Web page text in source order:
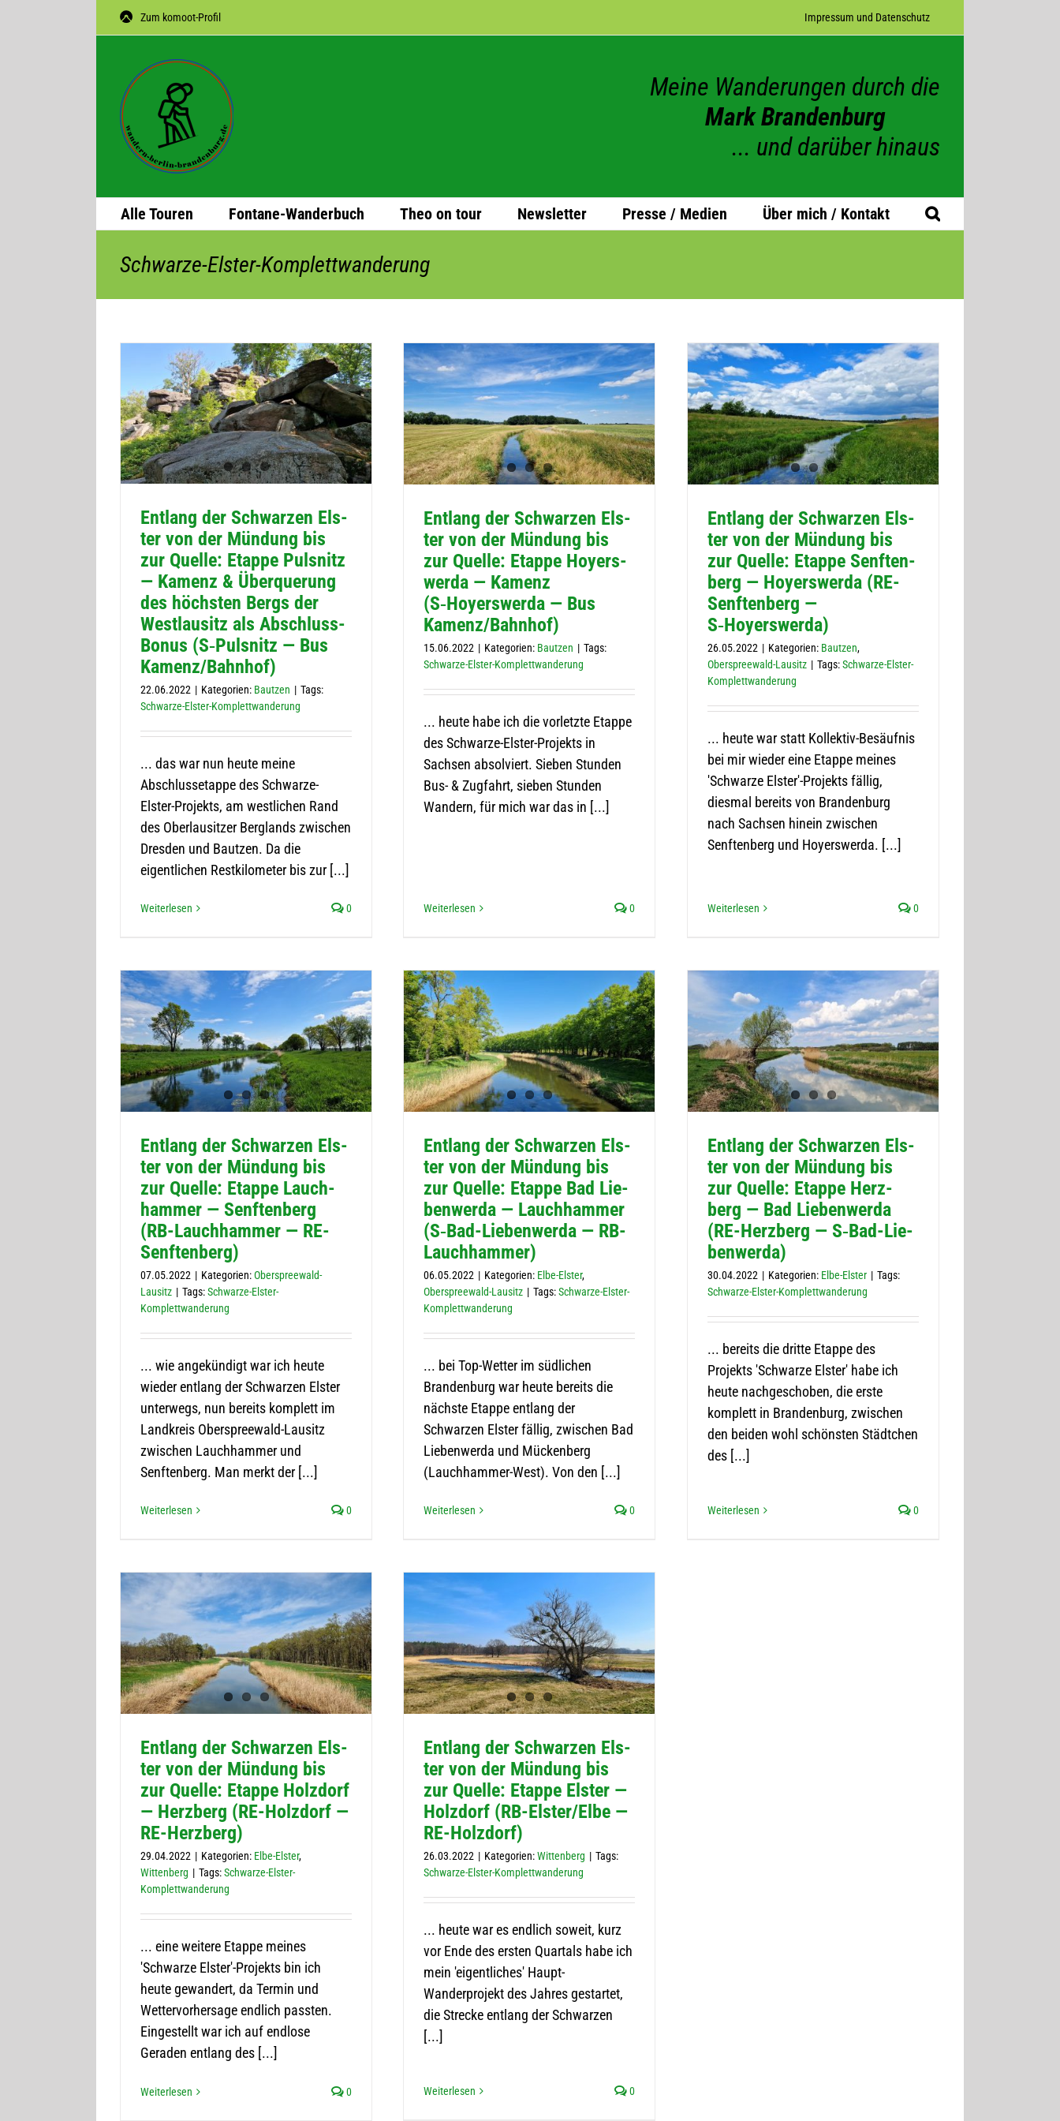
Zum komoot-Profil Impres­sum und Datenschutz
Meine Wanderungen durch die
Mark Brandenburg
... und darüber hinaus
Alle Tou­ren Fon­­tane-Wan­­der­­buch Theo on tour News­let­ter Presse / Medien Über mich / Kontakt
Schwarze-Elster-Komplettwanderung
Ent­lang der Schwar­zen Els­
ter von der Mün­dung bis
zur Quelle: Etappe Puls­nitz
— Kamenz & Über­que­rung
des höchs­ten Bergs der
West­lau­sitz als Abschluss-
Bonus (S‑Pulsnitz — Bus
Kamenz/Bahnhof)
22.06.2022 | Kategorien: Bautzen | Tags:
Schwarze-Elster-Komplettwanderung
... das war nun heute meine
Abschlussetappe des Schwarze-
Elster-Projekts, am westlichen Rand
des Oberlausitzer Berglands zwischen
Dresden und Bautzen. Da die
eigentlichen Restkilometer bis zur [...]
Weiterlesen 0
Ent­lang der Schwar­zen Els­
ter von der Mün­dung bis
zur Quelle: Etappe Hoyers­
werda — Kamenz
(S‑Hoyerswerda — Bus
Kamenz/Bahnhof)
15.06.2022 | Kategorien: Bautzen | Tags:
Schwarze-Elster-Komplettwanderung
... heute habe ich die vorletzte Etappe
des Schwarze-Elster-Projekts in
Sachsen absolviert. Sieben Stunden
Bus- & Zugfahrt, sieben Stunden
Wandern, für mich war das in [...]
Weiterlesen 0
Ent­lang der Schwar­zen Els­
ter von der Mün­dung bis
zur Quelle: Etappe Senf­ten­
berg — Hoyers­werda (RE-
Senf­ten­berg —
S‑Hoyerswerda)
26.05.2022 | Kategorien: Bautzen,
Oberspreewald-Lausitz | Tags:Schwarze-Elster-
Komplettwanderung
... heute war statt Kollektiv-Besäufnis
bei mir wieder eine Etappe meines
'Schwarze Elster'-Projekts fällig,
diesmal bereits von Brandenburg
nach Sachsen hinein zwischen
Senftenberg und Hoyerswerda. [...]
Weiterlesen 0
Ent­lang der Schwar­zen Els­
ter von der Mün­dung bis
zur Quelle: Etappe Lauch­
ham­mer — Senf­ten­berg
(RB-Lauch­ham­mer — RE-
Senftenberg)
07.05.2022 | Kategorien:Oberspreewald-
Lausitz | Tags:Schwarze-Elster-
Komplettwanderung
... wie angekündigt war ich heute
wieder entlang der Schwarzen Elster
unterwegs, nun bereits komplett im
Landkreis Oberspreewald-Lausitz
zwischen Lauchhammer und
Senftenberg. Man merkt der [...]
Weiterlesen 0
Ent­lang der Schwar­zen Els­
ter von der Mün­dung bis
zur Quelle: Etappe Bad Lie­
ben­werda — Lauch­ham­mer
(S‑Bad-Lie­ben­werda — RB-
Lauchhammer)
06.05.2022 | Kategorien: Elbe-Elster,
Oberspreewald-Lausitz | Tags:Schwarze-Elster-
Komplettwanderung
... bei Top-Wetter im südlichen
Brandenburg war heute bereits die
nächste Etappe entlang der
Schwarzen Elster fällig, zwischen Bad
Liebenwerda und Mückenberg
(Lauchhammer-West). Von den [...]
Weiterlesen 0
Ent­lang der Schwar­zen Els­
ter von der Mün­dung bis
zur Quelle: Etappe Herz­
berg — Bad Lie­ben­werda
(RE-Herz­berg — S‑Bad-Lie­
ben­werda)
30.04.2022 | Kategorien: Elbe-Elster | Tags:
Schwarze-Elster-Komplettwanderung
... bereits die dritte Etappe des
Projekts 'Schwarze Elster' habe ich
heute nachgeschoben, die erste
komplett in Brandenburg, zwischen
den beiden wohl schönsten Städtchen
des [...]
Weiterlesen 0
Ent­lang der Schwar­zen Els­
ter von der Mün­dung bis
zur Quelle: Etappe Holz­dorf
— Herz­berg (RE-Holz­dorf —
RE-Herzberg)
29.04.2022 | Kategorien: Elbe-Elster,
Wittenberg | Tags:Schwarze-Elster-
Komplettwanderung
... eine weitere Etappe meines
'Schwarze Elster'-Projekts bin ich
heute gewandert, da Termin und
Wettervorhersage endlich passten.
Eingestellt war ich auf endlose
Geraden entlang des [...]
Weiterlesen 0
Ent­lang der Schwar­zen Els­
ter von der Mün­dung bis
zur Quelle: Etappe Els­ter —
Holz­dorf (RB-Els­ter/Elbe —
RE-Holzdorf)
26.03.2022 | Kategorien:Wittenberg | Tags:
Schwarze-Elster-Komplettwanderung
... heute war es endlich soweit, kurz
vor Ende des ersten Quartals habe ich
mein 'eigentliches' Haupt-
Wanderprojekt des Jahres gestartet,
die Strecke entlang der Schwarzen
[...]
Weiterlesen 0